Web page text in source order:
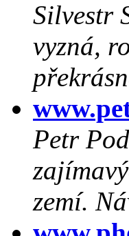
Silvestr
vyzná,
Petr
zemí.